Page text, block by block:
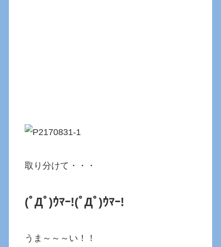
取り分けて・・・
(ﾟДﾟ)ｳﾏｰ!(ﾟДﾟ)ｳﾏｰ!
うま～～～い！！